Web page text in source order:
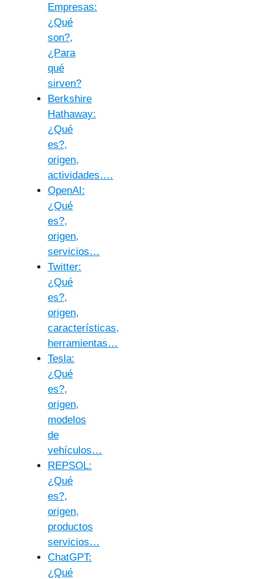
Empresas:
¿Qué
son?,
¿Para
qué
sirven?
Berkshire
Hathaway:
¿Qué
es?,
origen,
actividades….
OpenAI:
¿Qué
es?,
origen,
servicios…
Twitter:
¿Qué
es?,
origen,
características,
herramientas…
Tesla:
¿Qué
es?,
origen,
modelos
de
vehículos…
REPSOL:
¿Qué
es?,
origen,
productos
servicios…
ChatGPT:
¿Qué